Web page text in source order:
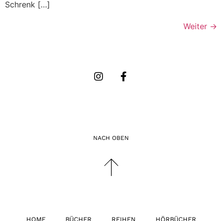
Schrenk […]
Weiter →
NACH OBEN
HOME BÜCHER REIHEN HÖRBÜCHER